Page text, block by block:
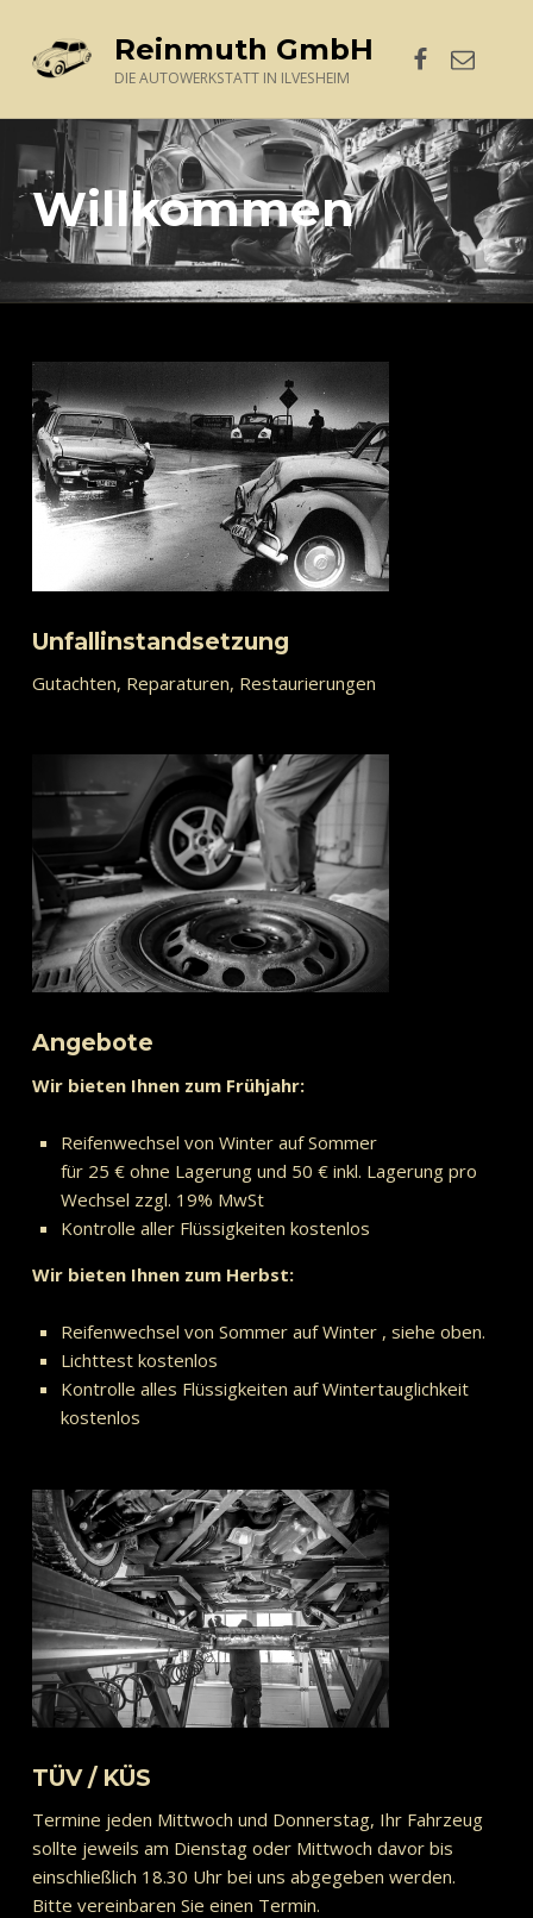
Reinmuth GmbH
DIE AUTOWERKSTATT IN ILVESHEIM
Willkommen
Unfallinstandsetzung
Gutachten, Reparaturen, Restaurierungen
Angebote
Wir bieten Ihnen zum Frühjahr:
Reifenwechsel von Winter auf Sommer
für 25 € ohne Lagerung und 50 € inkl. Lagerung pro
Wechsel zzgl. 19% MwSt
Kontrolle aller Flüssigkeiten kostenlos
Wir bieten Ihnen zum Herbst:
Reifenwechsel von Sommer auf Winter , siehe oben.
Lichttest kostenlos
Kontrolle alles Flüssigkeiten auf Wintertauglichkeit
kostenlos
TÜV / KÜS
Termine jeden Mittwoch und Donnerstag, Ihr Fahrzeug
sollte jeweils am Dienstag oder Mittwoch davor bis
einschließlich 18.30 Uhr bei uns abgegeben werden.
Bitte vereinbaren Sie einen Termin.